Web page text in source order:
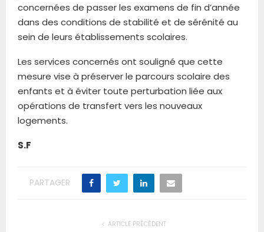
concernées de passer les examens de fin d’année
dans des conditions de stabilité et de sérénité au
sein de leurs établissements scolaires.
Les services concernés ont souligné que cette
mesure vise à préserver le parcours scolaire des
enfants et à éviter toute perturbation liée aux
opérations de transfert vers les nouveaux
logements.
S.F
PARTAGER
ARTICLE PRÉCÉDENT